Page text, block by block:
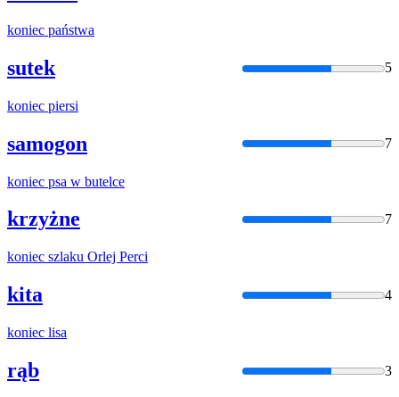
koniec państwa
sutek 5
koniec piersi
samogon 7
koniec psa w butelce
krzyżne 7
koniec szlaku Orlej Perci
kita 4
koniec lisa
rąb 3